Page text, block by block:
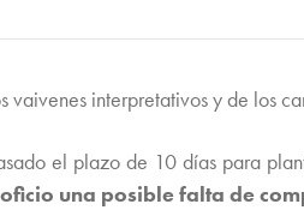
interpretativos y de los
el plazo de 10 días para
una posible falta de